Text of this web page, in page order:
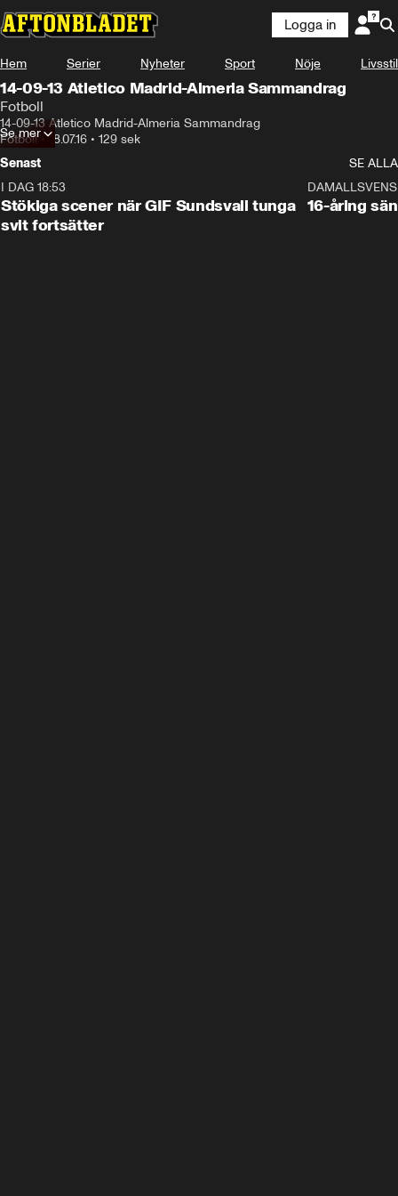
Logga in
Hem Serier Nyheter Sport Nöje Livsstil
14-09-13 Atletico Madrid-Almeria Sammandrag
Fotboll
14-09-13 Atletico Madrid-Almeria Sammandrag
Fotboll•18.07.16 • 129 sek
Se mer
Senast
SE ALLA
I DAG 18:53
Stökiga scener när GIF Sundsvall tunga
svit fortsätter
16-åring